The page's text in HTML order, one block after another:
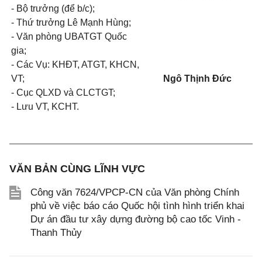
- Bộ trưởng (để b/c);
- Thứ trưởng Lê Mạnh Hùng;
- Văn phòng UBATGT Quốc
gia;
- Các Vụ: KHĐT, ATGT, KHCN,
VT;
- Cục QLXD và CLCTGT;
- Lưu VT, KCHT.
Ngô Thịnh Đức
VĂN BẢN CÙNG LĨNH VỰC
Công văn 7624/VPCP-CN của Văn phòng Chính
phủ về việc báo cáo Quốc hội tình hình triển khai
Dự án đầu tư xây dựng đường bộ cao tốc Vinh -
Thanh Thủy